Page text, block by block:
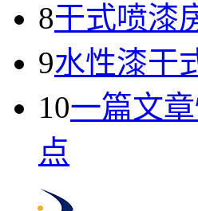
8干式喷漆
9水性漆干
10一篇文
点